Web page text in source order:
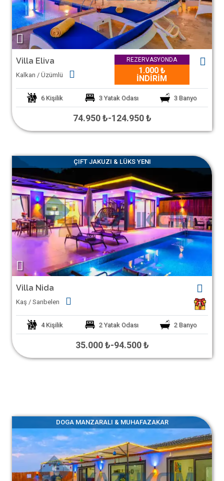
Villa Eliva
Kalkan / Üzümlü
REZERVASYONDA
1.000 ₺
İNDİRİM
6 Kişilik 3 Yatak Odası 3 Banyo
74.950 ₺-124.950 ₺
ÇIFT JAKUZI & LÜKS YENI
Villa Nida
Kaş / Sarıbelen 1
4 Kişilik 2 Yatak Odası 2 Banyo
35.000 ₺-94.500 ₺
DOGA MANZARALI & MUHAFAZAKAR